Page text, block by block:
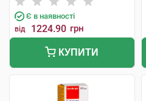
Є в наявності
від 1224.90 грн
КУПИТИ